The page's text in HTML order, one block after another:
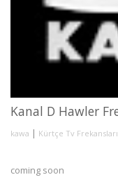
Kanal D Hawler
kawa | Kürtçe Tv Frekansları
coming soon